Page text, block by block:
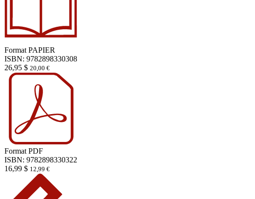
Format PAPIER
ISBN: 9782898330308
26,95 $ 20,00 €
Format PDF
ISBN: 9782898330322
16,99 $ 12,99 €